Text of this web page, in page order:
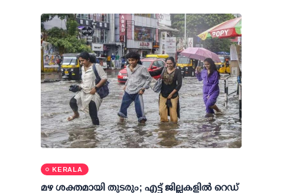
KERALA
മഴ ശക്തമായി തുടരും; എട്ട് ജില്ലകളില്‍ റെഡ്